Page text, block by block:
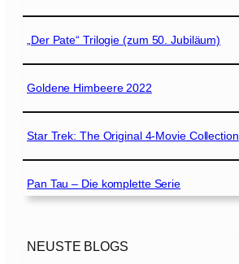
„Der Pate“ Trilogie (zum 50. Jubiläum)
Goldene Himbeere 2022
Star Trek: The Original 4-Movie Collection
Pan Tau – Die komplette Serie
NEUSTE BLOGS